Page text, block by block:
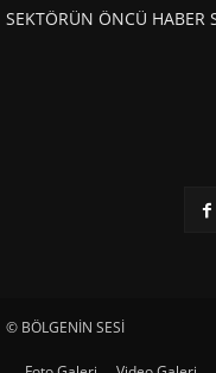
SEKTÖRÜN ÖNCÜ HABER
© BÖLGENİN SESİ